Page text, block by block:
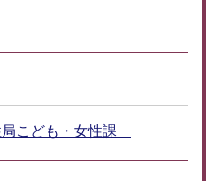
こども・女性課